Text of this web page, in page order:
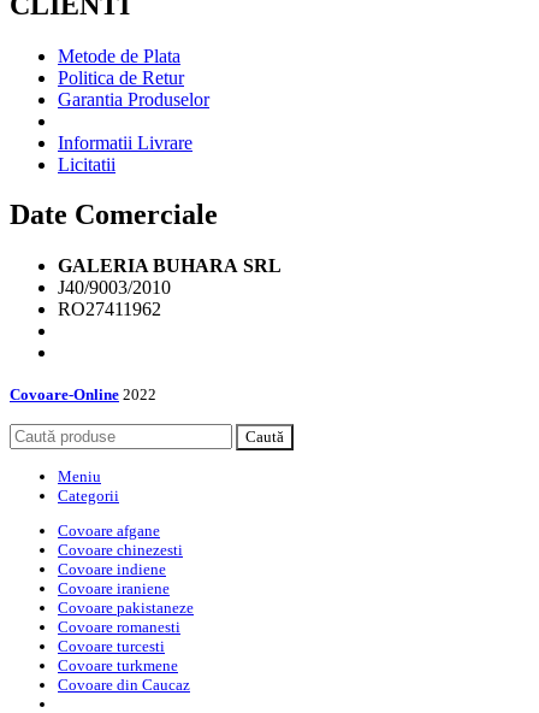
Metode de Plata
Politica de Retur
Garantia Produselor
Informatii Livrare
Licitatii
Date Comerciale
GALERIA BUHARA SRL
J40/9003/2010
RO27411962
Covoare-Online 2022
Caută
Meniu
Categorii
Covoare afgane
Covoare chinezesti
Covoare indiene
Covoare iraniene
Covoare pakistaneze
Covoare romanesti
Covoare turcesti
Covoare turkmene
Covoare din Caucaz